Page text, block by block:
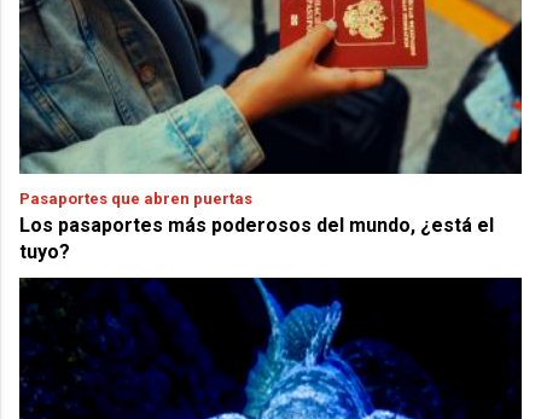
Pasaportes que abren puertas
Los pasaportes más poderosos del mundo, ¿está el
tuyo?